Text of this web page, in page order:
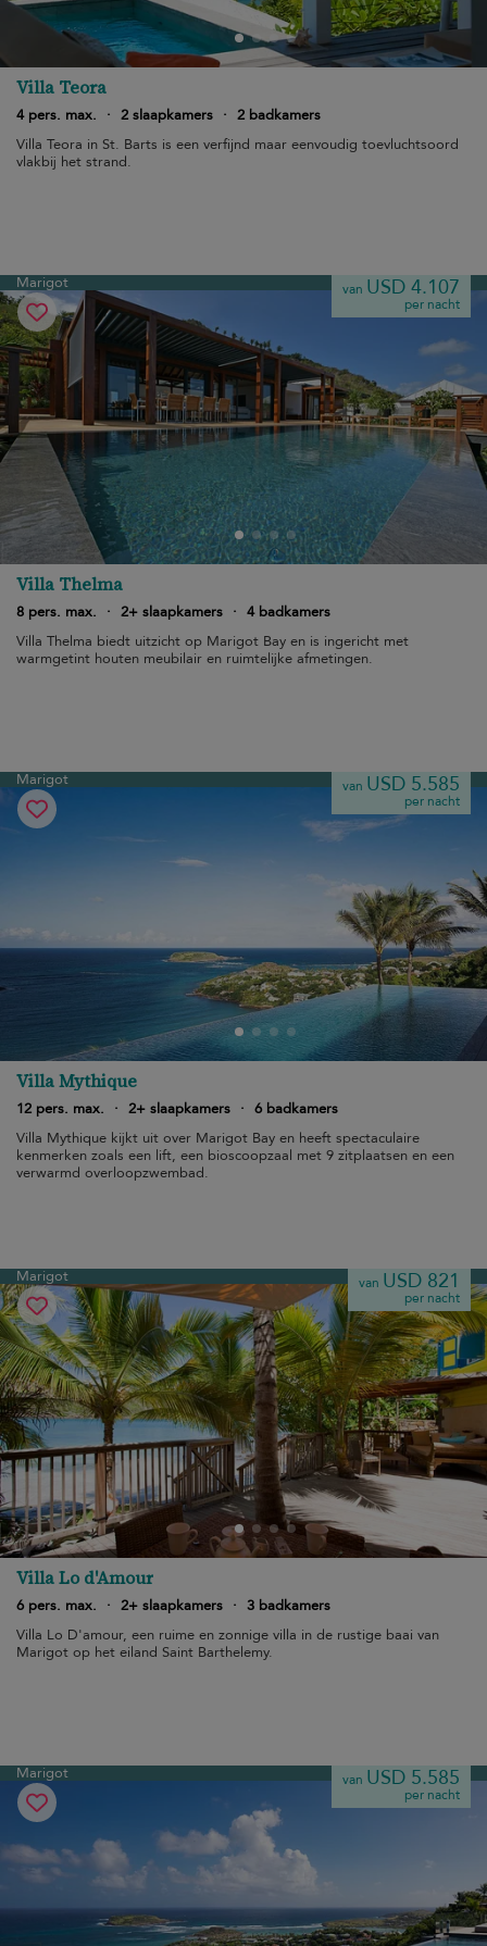
Villa Teora
4 pers. max. · 2 slaapkamers · 2 badkamers
Villa Teora in St. Barts is een verfijnd maar eenvoudig toevluchtsoord
vlakbij het strand.
Marigot van USD 4.107
per nacht
Villa Thelma
8 pers. max. · 2+ slaapkamers · 4 badkamers
Villa Thelma biedt uitzicht op Marigot Bay en is ingericht met
warmgetint houten meubilair en ruimtelijke afmetingen.
Marigot van USD 5.585
per nacht
Villa Mythique
12 pers. max. · 2+ slaapkamers · 6 badkamers
Villa Mythique kijkt uit over Marigot Bay en heeft spectaculaire
kenmerken zoals een lift, een bioscoopzaal met 9 zitplaatsen en een
verwarmd overloopzwembad.
Marigot van USD 821
per nacht
Villa Lo d'Amour
6 pers. max. · 2+ slaapkamers · 3 badkamers
Villa Lo D'amour, een ruime en zonnige villa in de rustige baai van
Marigot op het eiland Saint Barthelemy.
Marigot van USD 5.585
per nacht